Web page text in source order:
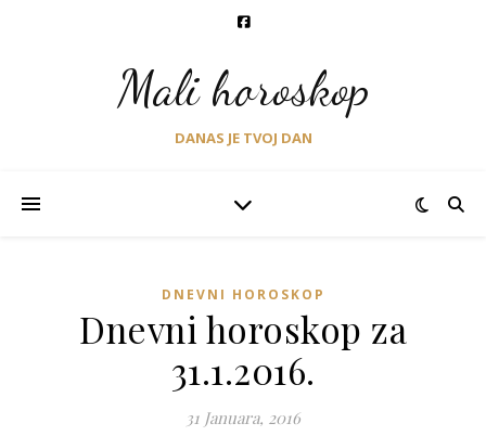
Mali horoskop
DANAS JE TVOJ DAN
DNEVNI HOROSKOP
Dnevni horoskop za
31.1.2016.
31 Januara, 2016